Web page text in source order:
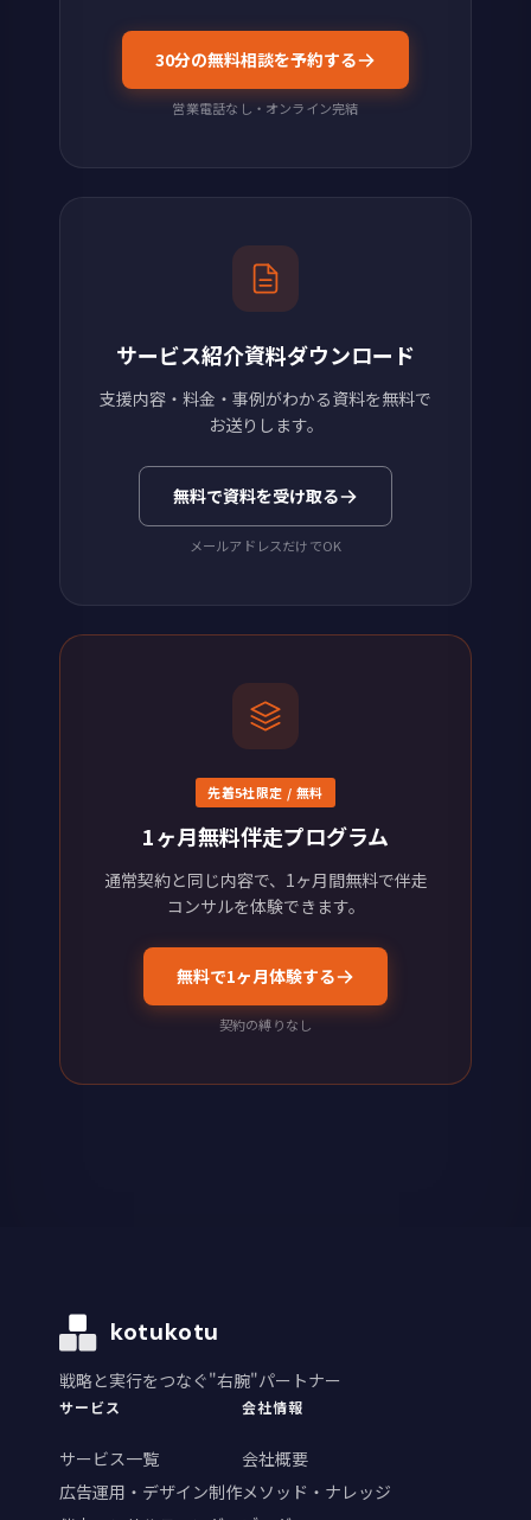
30分の無料相談を予約する
営業電話なし・オンライン完結
サービス紹介資料ダウンロード
支援内容・料金・事例がわかる資料を無料で
お送りします。
無料で資料を受け取る
メールアドレスだけでOK
先着5社限定 / 無料
1ヶ月無料伴走プログラム
通常契約と同じ内容で、1ヶ月間無料で伴走
コンサルを体験できます。
無料で1ヶ月体験する
契約の縛りなし
kotukotu
戦略と実行をつなぐ"右腕"パートナー
サービス
サービス一覧
広告運用・デザイン制作
会社情報
会社概要
メソッド・ナレッジ